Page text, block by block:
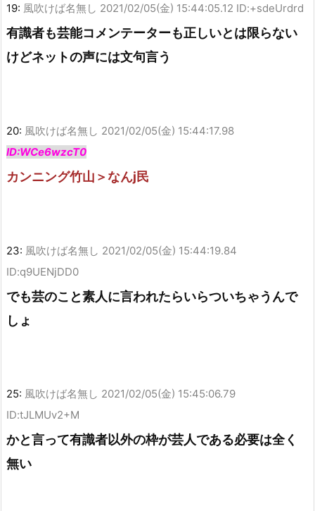
19: 風吹けば名無し 2021/02/05(金) 15:44:05.12 ID:+sdeUrdrd
有識者も芸能コメンテーターも正しいとは限らない
けどネットの声には文句言う
20: 風吹けば名無し 2021/02/05(金) 15:44:17.98
ID:WCe6wzcT0
カンニング竹山＞なんj民
23: 風吹けば名無し 2021/02/05(金) 15:44:19.84
ID:q9UENjDD0
でも芸のこと素人に言われたらいらついちゃうんで
しょ
25: 風吹けば名無し 2021/02/05(金) 15:45:06.79
ID:tJLMUv2+M
かと言って有識者以外の枠が芸人である必要は全く
無い